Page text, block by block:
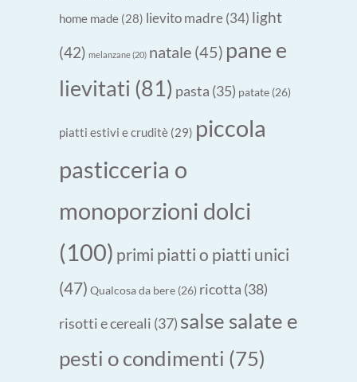
home made (28) lievito madre(34) light
(42) melanzane(20) natale (45) pane e
lievitati (81) pasta (35) patate (26)
piatti estivi e cruditè (29) piccola
pasticceria o
monoporzioni dolci
(100) primi piatti o piatti unici
(47) Qualcosa da bere (26) ricotta (38)
risotti e cereali (37) salse salate e
pesti o condimenti (75)